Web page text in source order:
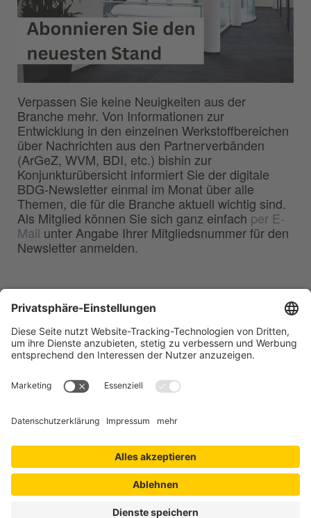
Verpassen Sie keine Neuigkeiten aus der
Branche mehr. Von Informationen zur
Entwicklung in den einzelnen Werkstoffbereichen
über Nachrichten aus den Partnerverbänden
(ArGeZ, WVM, BDI, etc.) bishin zur
Konjunkturübersicht informiert Sie der digitale
BDG-Newsletter einmal im Monat über alle
Themen, die für die Branche aktuell wichtig sind.
Als Mitglied können Sie sich ganz einfach per E-
Mail unter Angabe Ihrer Mitgliedsnummer für den
Newsletter anmelden.
Deutschen Gießerei-Industrie e.V.
40549 Düsseldorf
Telefon:0211 - 68 71 - 03
0211 - 68 71 - 3333
E-Mail:info(at)bdguss.de